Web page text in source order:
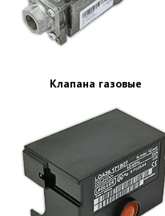
Клапана газовые